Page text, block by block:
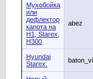
Мухобойка
или
дефлектор
капота на
H1, Starex,
H300
abez
Hyundai
Starex.
baton_vi